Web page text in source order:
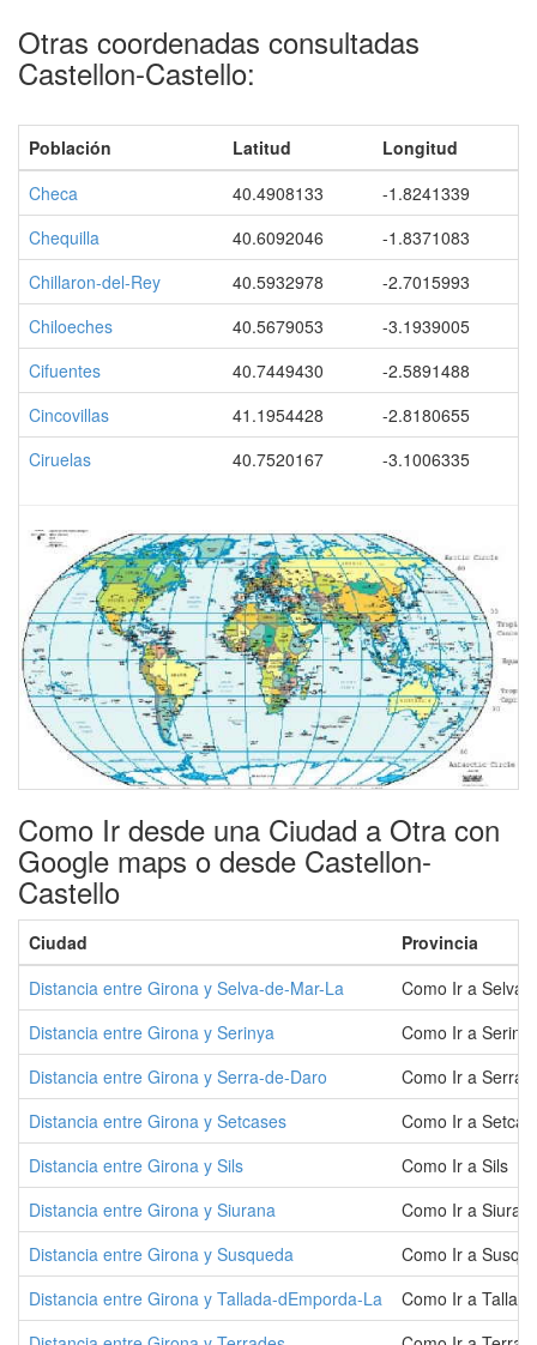
Otras coordenadas consultadas
Castellon-Castello:
Población Latitud
Longitud
Checa
40.4908133
-1.8241339
Chequilla
40.6092046
-1.8371083
Chillaron-del-Rey
40.5932978
-2.7015993
Chiloeches
40.5679053
-3.1939005
Cifuentes
40.7449430
-2.5891488
Cincovillas
41.1954428
-2.8180655
Ciruelas
40.7520167 -3.1006335
Como Ir desde una Ciudad a Otra con
Google maps o desde Castellon-
Castello
Ciudad
Provincia
Distancia entre Girona y Selva-de-Mar-La
Como Ir a Selva-
Distancia entre Girona y Serinya
Como Ir a
Distancia entre Girona y Serra-de-Daro
Como Ir a Serra-
Distancia entre Girona y Setcases
Como Ir a
Distancia entre Girona y Sils
Como Ir a Sils
Distancia entre Girona y Siurana
Como Ir a
Distancia entre Girona y Susqueda
Como Ir a
Distancia entre Girona y Tallada-dEmporda-La
Como Ir a